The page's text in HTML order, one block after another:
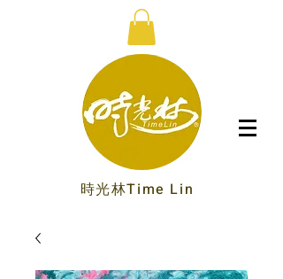
時光林Time Lin